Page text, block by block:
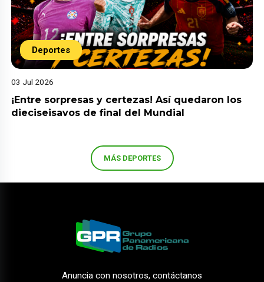
Deportes
03 Jul 2026
¡Entre sorpresas y certezas! Así quedaron los
dieciseisavos de final del Mundial
MÁS DEPORTES
Anuncia con nosotros, contáctanos